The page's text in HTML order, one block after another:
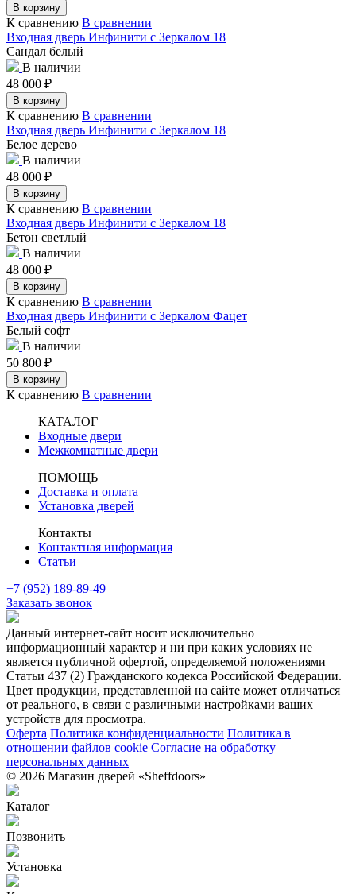
В корзину
К сравнению В сравнении
Входная дверь Инфинити с Зеркалом 18
Сандал белый
В наличии
48 000 ₽
В корзину
К сравнению В сравнении
Входная дверь Инфинити с Зеркалом 18
Белое дерево
В наличии
48 000 ₽
В корзину
К сравнению В сравнении
Входная дверь Инфинити с Зеркалом 18
Бетон светлый
В наличии
48 000 ₽
В корзину
К сравнению В сравнении
Входная дверь Инфинити с Зеркалом Фацет
Белый софт
В наличии
50 800 ₽
В корзину
К сравнению В сравнении
КАТАЛОГ
Входные двери
Межкомнатные двери
ПОМОЩЬ
Доставка и оплата
Установка дверей
Контакты
Контактная информация
Статьи
+7 (952) 189-89-49
Заказать звонок
Данный интернет-сайт носит исключительно
информационный характер и ни при каких условиях не
является публичной офертой, определяемой положениями
Статьи 437 (2) Гражданского кодекса Российской Федерации.
Цвет продукции, представленной на сайте может отличаться
от реального, в связи с различными настройками ваших
устройств для просмотра.
Оферта Политика конфиденциальности Политика в
отношении файлов cookie Согласие на обработку
персональных данных
© 2026 Магазин дверей «Sheffdoors»
Каталог
Позвонить
Установка